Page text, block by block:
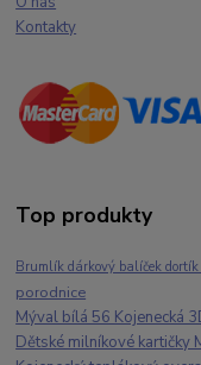
Kontakty
Top produkty
Brumlík dárkový balíček
porodnice
Mýval bílá 56 Kojenecká
Dětské milníkové kartičky